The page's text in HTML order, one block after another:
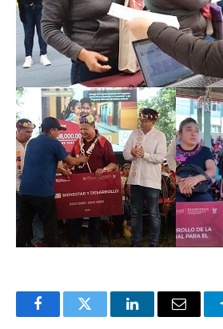
FacebookTwitter LinkedInEmail